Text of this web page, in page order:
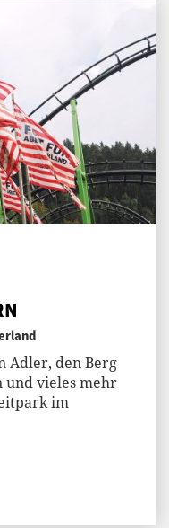
Adler, den Berg
und vieles mehr
im